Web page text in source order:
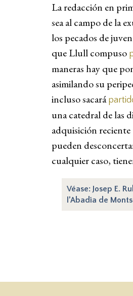
La redacción en
sea al campo de la
los pecados de
que Llull compuso
maneras hay que
asimilando su
incluso sacará
una catedral de las
adquisición reciente
pueden
cualquier caso,
Véase: Josep E.
l’Abadia de